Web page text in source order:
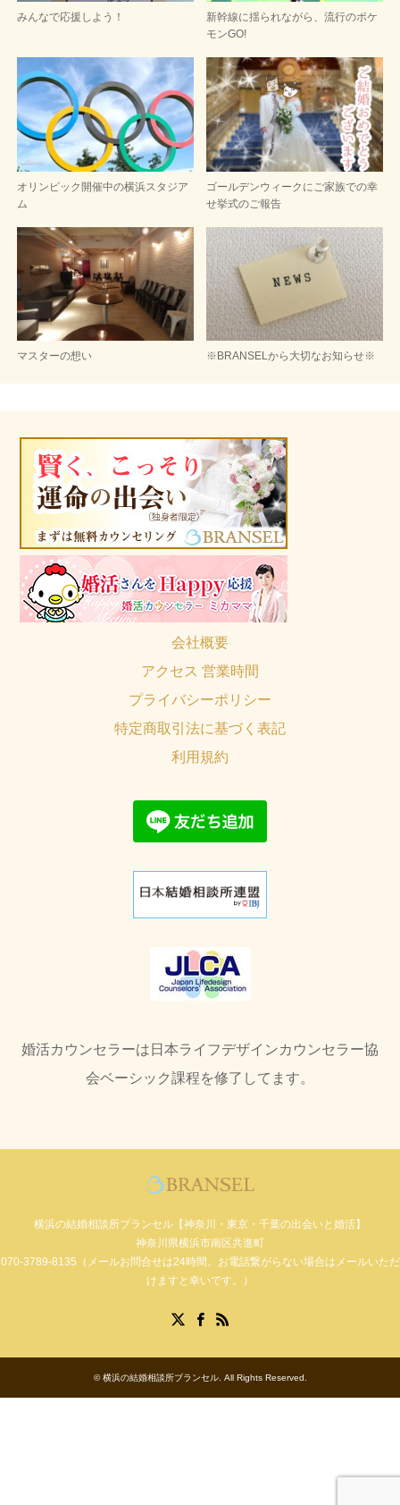
みんなで応援しよう！
新幹線に揺られながら、流行のポケ
モンGO!
オリンピック開催中の横浜スタジア
ム
ゴールデンウィークにご家族での幸
せ挙式のご報告
マスターの想い ※BRANSELから大切なお知らせ※
会社概要
アクセス 営業時間
プライバシーポリシー
特定商取引法に基づく表記
利用規約
婚活カウンセラーは日本ライフデザインカウンセラー協
会ベーシック課程を修了してます。
横浜の結婚相談所ブランセル【神奈川・東京・千葉の出会いと婚活】
神奈川県横浜市南区共進町
070-3789-8135（メールお問合せは24時間。お電話繋がらない場合はメールいただ
けますと幸いです。）
©横浜の結婚相談所ブランセル. All Rights Reserved.